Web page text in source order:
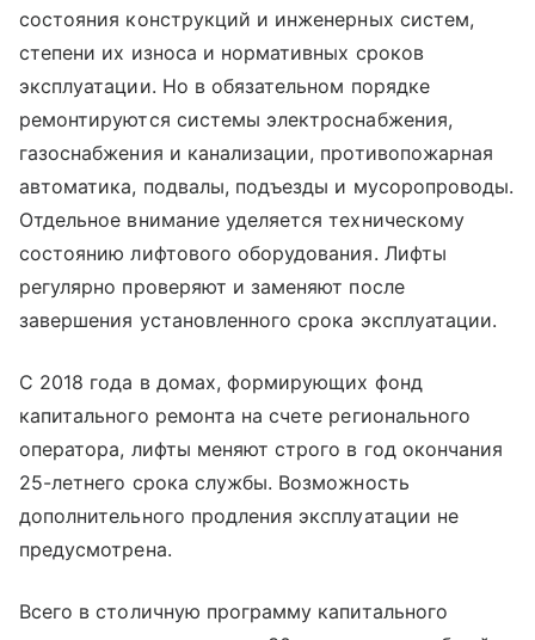
состояния конструкций и инженерных систем,
степени их износа и нормативных сроков
эксплуатации. Но в обязательном порядке
ремонтируются системы электроснабжения,
газоснабжения и канализации, противопожарная
автоматика, подвалы, подъезды и мусоропроводы.
Отдельное внимание уделяется техническому
состоянию лифтового оборудования. Лифты
регулярно проверяют и заменяют после
завершения установленного срока эксплуатации.
С 2018 года в домах, формирующих фонд
капитального ремонта на счете регионального
оператора, лифты меняют строго в год окончания
25-летнего срока службы. Возможность
дополнительного продления эксплуатации не
предусмотрена.
Всего в столичную программу капитального